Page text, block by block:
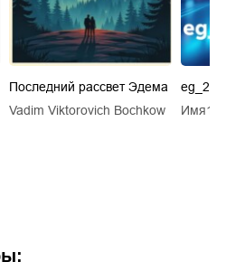
Последний рассвет Эдема
Vadim Viktorovich Bochkow
Имя1